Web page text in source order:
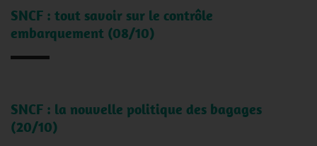
SNCF : tout savoir sur le contrôle
embarquement (08/10)
SNCF : la nouvelle politique des bagages
(20/10)